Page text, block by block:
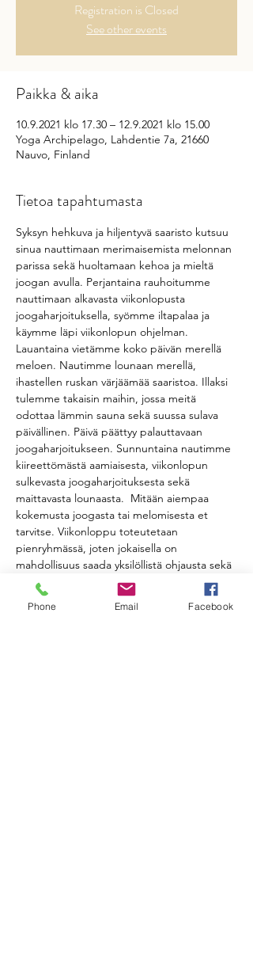
Registration is Closed
See other events
Paikka & aika
10.9.2021 klo 17.30 – 12.9.2021 klo 15.00
Yoga Archipelago, Lahdentie 7a, 21660
Nauvo, Finland
Tietoa tapahtumasta
Syksyn hehkuva ja hiljentyvä saaristo kutsuu
sinua nauttimaan merimaisemista melonnan
parissa sekä huoltamaan kehoa ja mieltä
joogan avulla. Perjantaina rauhoitumme
nauttimaan alkavasta viikonlopusta
joogaharjoituksella, syömme iltapalaa ja
käymme läpi viikonlopun ohjelman.
Lauantaina vietämme koko päivän merellä
meloen. Nautimme lounaan merellä,
ihastellen ruskan värjäämää saaristoa. Illaksi
tulemme takaisin maihin, jossa meitä
odottaa lämmin sauna sekä suussa sulava
päivällinen. Päivä päättyy palauttavaan
joogaharjoitukseen. Sunnuntaina nautimme
kiireettömästä aamiaisesta, viikonlopun
sulkevasta joogaharjoituksesta sekä
maittavasta lounaasta.  Mitään aiempaa
kokemusta joogasta tai melomisesta et
tarvitse. Viikonloppu toteutetaan
pienryhmässä, joten jokaisella on
mahdollisuus saada yksilöllistä ohjausta sekä
melonnassa että joogassa.
Hinta ja maksaminen
Phone Email Facebook